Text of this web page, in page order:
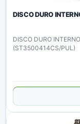
DISCO DURO
DISCO DURO
(ST3500414CS/PUL)